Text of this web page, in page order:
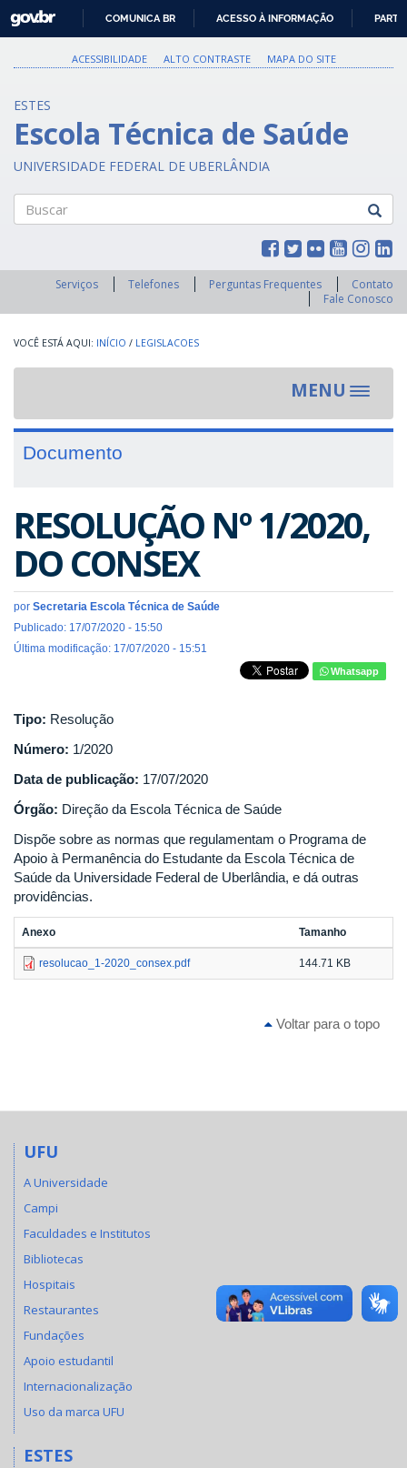
PARA
O
GOVBR
COMUNICA BR ACESSO À INFORMAÇÃO
ACESSIBILIDADE ALTO CONTRASTE MAPA DO SITE
ESTES
Escola Técnica de Saúde
UNIVERSIDADE FEDERAL DE UBERLÂNDIA
Serviços Telefones Perguntas Frequentes
Contato
Fale Conosco
INÍCIO / LEGISLACOES
MENU
Toggle
Documento
RESOLUÇÃO Nº 1/2020,
DO CONSEX
por Secretaria Escola Técnica de Saúde
Publicado: 17/07/2020 - 15:50
Última modificação: 17/07/2020 - 15:51
Whatsapp
Tipo: Resolução
Número: 1/2020
Data de publicação: 17/07/2020
Órgão: Direção da Escola Técnica de Saúde
Dispõe sobre as normas que regulamentam o Programa de
Apoio à Permanência do Estudante da Escola Técnica de
Saúde da Universidade Federal de Uberlândia, e dá outras
providências.
Anexo Tamanho
resolucao_1-2020_consex.pdf 144.71 KB
Voltar para o topo
UFU
A Universidade
Campi
Faculdades e Institutos
Bibliotecas
Hospitais
Restaurantes
Fundações
Apoio estudantil
Internacionalização
Uso da marca UFU
ESTES